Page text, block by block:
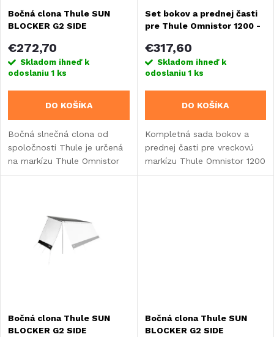
e
p
r
o
d
u
s
p
r
o
d
u
Bočná clona Thule SUN
BLOCKER G2 SIDE
€272,70
Skladom ihneď k
odoslaniu1 ks
DO KOŠÍKA
Bočná slnečná clona od
spoločnosti Thule je určená
na markízu Thule Omnistor
3200.
Set bokov a prednej časti
pre Thule Omnistor 1200 -
€317,60
Skladom ihneď k
odoslaniu1 ks
DO KOŠÍKA
Kompletná sada bokov a
prednej časti pre vreckovú
markízu Thule Omnistor 1200
- šírka 260 cm.
Bočná clona Thule SUN
BLOCKER G2 SIDE
Bočná clona Thule SUN
BLOCKER G2 SIDE